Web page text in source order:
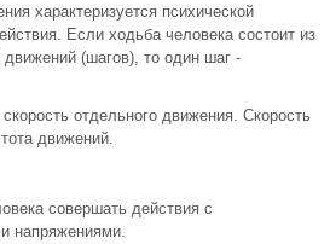
характеризуется психической
Если ходьба человека состоит из
(шагов), то один шаг -
отдельного движения. Скорость
движений.
совершать действия с
напряжениями.